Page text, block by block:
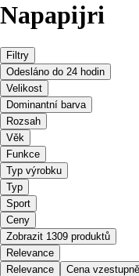
Napapijri
Filtry
Odesláno do 24 hodin
Velikost
Dominantní barva
Rozsah
Věk
Funkce
Typ výrobku
Typ
Sport
Ceny
Zobrazit 1309 produktů
Relevance
Relevance
Cena vzestupně